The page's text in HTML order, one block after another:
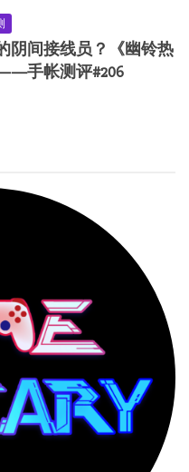
阴间接线员？《幽铃热
手帐测评#206